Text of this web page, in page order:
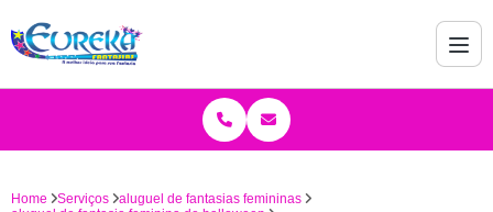
Home Serviços
aluguel de fantasias femininas